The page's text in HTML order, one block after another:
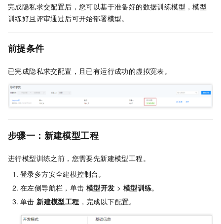
完成隐私求交配置后，您可以基于准备好的数据训练模型，模型
训练好且评审通过后可开始部署模型。
前提条件
已完成隐私求交配置，且已有运行成功的虚拟宽表。
步骤一：新建模型工程
进行模型训练之前，您需要先新建模型工程。
登录多方安全建模控制台。
在左侧导航栏，单击 模型开发 > 模型训练。
单击新建模型工程 ，完成以下配置。